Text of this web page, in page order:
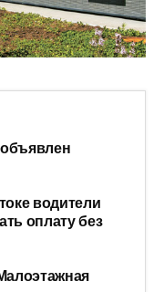
водители
оплату без